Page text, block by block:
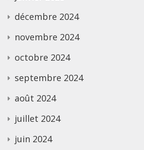
décembre 2024
novembre 2024
octobre 2024
septembre 2024
août 2024
juillet 2024
juin 2024